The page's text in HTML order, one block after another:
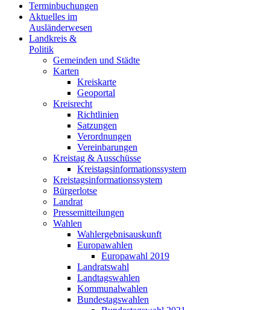
Terminbuchungen
Aktuelles im
Ausländerwesen
Landkreis &
Politik
Gemeinden und Städte
Karten
Kreiskarte
Geoportal
Kreisrecht
Richtlinien
Satzungen
Verordnungen
Vereinbarungen
Kreistag & Ausschüsse
Kreistagsinformationssystem
Kreistagsinformationssystem
Bürgerlotse
Landrat
Pressemitteilungen
Wahlen
Wahlergebnisauskunft
Europawahlen
Europawahl 2019
Landratswahl
Landtagswahlen
Kommunalwahlen
Bundestagswahlen